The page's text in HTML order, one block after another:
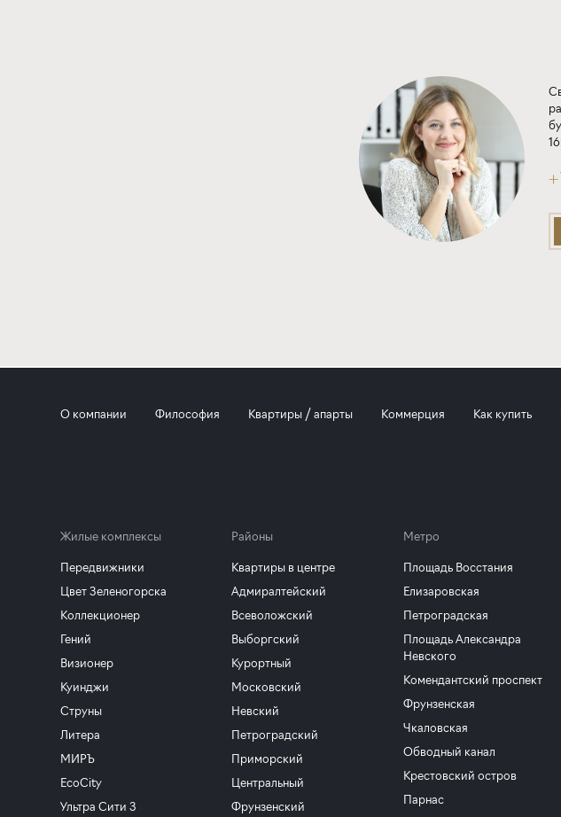
О компании Философия Квартиры / апарты Коммерция Как купить
Жилые комплексы
Передвижники
Цвет Зеленогорска
Коллекционер
Гений
Визионер
Куинджи
Струны
Литера
МИРЪ
EcoCity
Ультра Сити 3
Районы
Квартиры в центре
Адмиралтейский
Всеволожский
Выборгский
Курортный
Московский
Невский
Петроградский
Приморский
Центральный
Фрунзенский
Метро
Площадь Восстания
Елизаровская
Петроградская
Площадь Александра
Невского
Комендантский проспект
Фрунзенская
Чкаловская
Обводный канал
Крестовский остров
Парнас